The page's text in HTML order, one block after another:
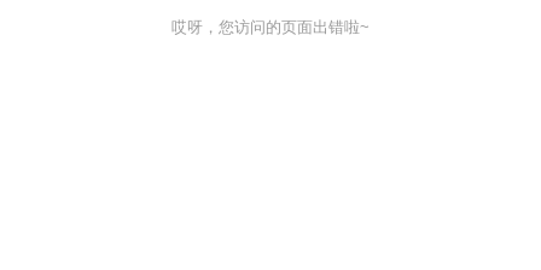
哎呀，您访问的页面出错啦~